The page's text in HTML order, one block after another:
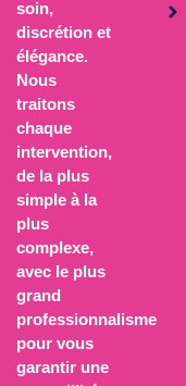
soin,
discrétion et
élégance.
Nous
traitons
chaque
intervention,
de la plus
simple à la
plus
complexe,
avec le plus
grand
professionnalisme
pour vous
garantir une